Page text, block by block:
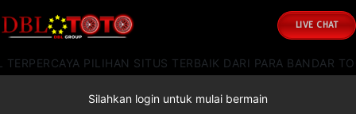
LIVE CHAT
PILIHAN SITUS TERBAIK DARI PARA BANDAR
Silahkan login untuk mulai bermain